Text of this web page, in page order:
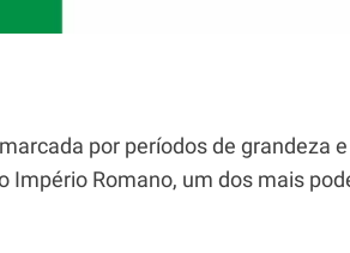
por períodos de grandeza
Império Romano, um dos mais